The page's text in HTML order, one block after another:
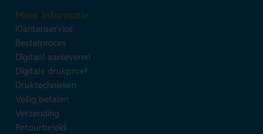
Meer informatie
Klantenservice
Bestelproces
Digitaal aanleveren
Digitale drukproef
Druktechnieken
Veilig betalen
Verzending
Retourbeleid